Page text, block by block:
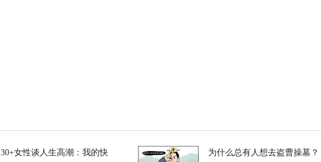
30+女性谈人生高潮：我的快 为什么总有人想去盗曹操墓？